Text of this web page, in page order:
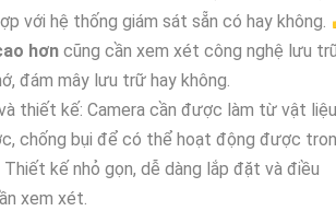
với hệ thống giám sát sẵn có hay không.
hơn cũng cần xem xét công nghệ lưu
đám mây lưu trữ hay không.
thiết kế: Camera cần được làm từ vật liệu
chống bụi để có thể hoạt động được
kế nhỏ gọn, dễ dàng lắp đặt và điều
xem xét.